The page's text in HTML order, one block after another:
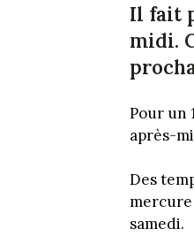
Il fait
midi.
Pour un
après-
Des
mercure
samedi.